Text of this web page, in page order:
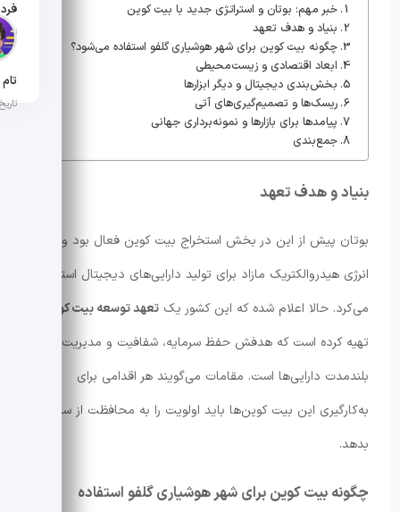
تاریخ
تاریخ
خبر مهم: بوتان و استراتژی جدید با بیت کوین
بنیاد و هدف تعهد
چگونه بیت کوین برای شهر هوشیاری گلفو استفاده می‌شود؟
ابعاد اقتصادی و زیست‌محیطی
بخش‌بندی دیجیتال و دیگر ابزارها
ریسک‌ها و تصمیم‌گیری‌های آتی
پیامدها برای بازارها و نمونه‌برداری جهانی
جمع‌بندی
بنیاد و هدف تعهد
بوتان پیش از این در بخش استخراج بیت کوین فعال بود و از
انرژی هیدروالکتریک مازاد برای تولید دارایی‌های دیجیتال استفاده
می‌کرد. حالا اعلام شده که این کشور یک تعهد توسعه بیت کوین
تهیه کرده است که هدفش حفظ سرمایه، شفافیت و مدیریت
بلندمدت دارایی‌ها است. مقامات می‌گویند هر اقدامی برای
به‌کارگیری این بیت کوین‌ها باید اولویت را به محافظت از سرمایه
بدهد.
چگونه بیت کوین برای شهر هوشیاری گلفو استفاده